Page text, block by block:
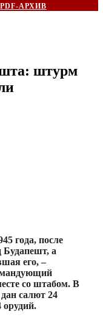
PDF-АРХИВ
штурм
года, после
Будапешт, а
его, –
со штабом. В
салют 24
орудий.